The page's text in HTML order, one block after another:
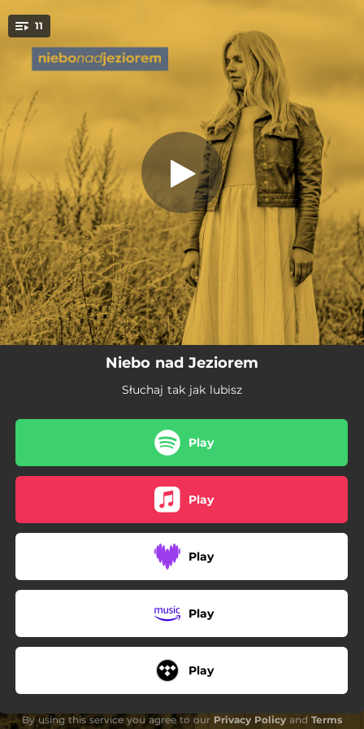
11 Wybrałam
W Potrzasku
04:38
U Progu Dnia
04:25
Obraz
03:57
Daję I Biorę
02:55
Codzienność
04:24
Rankiem
02:37
Budzisz Mnie
03:52
Zniewolona
03:51
Niebo nad Jeziorem
Słuchaj tak jak lubisz
Play
Play
Play
Play
Play
By using this service you agree to our Privacy Policy and Terms